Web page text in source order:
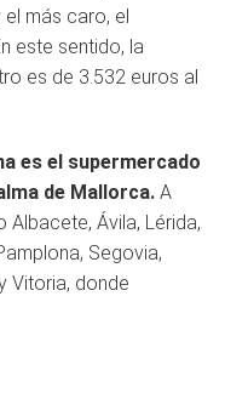
el más caro, el
este sentido, la
es de 3.532 euros al
es el supermercado
de Mallorca. A
Ávila, Lérida,
Segovia,
Vitoria, donde